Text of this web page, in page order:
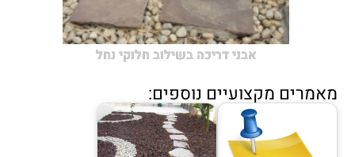
אבני דריכה בשילוב חלוקי נחל
מאמרים מקצועיים נוספים: